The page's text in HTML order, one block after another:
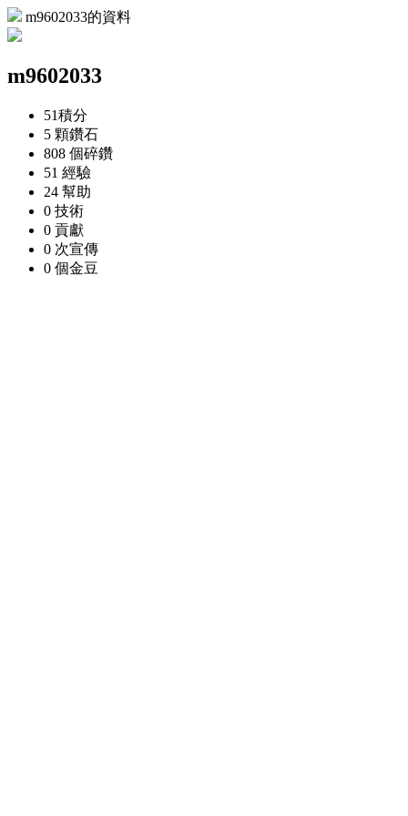
m9602033的資料
m9602033
51積分
5 顆鑽石
808 個碎鑽
51 經驗
24 幫助
0 技術
0 貢獻
0 次宣傳
0 個金豆